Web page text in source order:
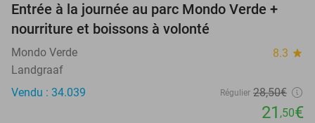
25%
Entrée à la journée au parc Mondo Verde +
nourriture et boissons à volonté
Mondo Verde 8.3 star
Landgraaf
Vendu : 34.039
Régulier 28,50€
21 ,50€